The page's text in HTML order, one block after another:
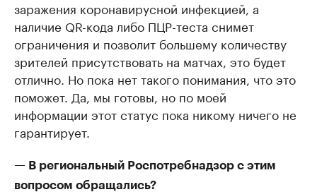
заражения коронавирусной инфекцией, а
наличие QR-кода либо ПЦР-теста снимет
ограничения и позволит большему количеству
зрителей присутствовать на матчах, это будет
отлично. Но пока нет такого понимания, что это
поможет. Да, мы готовы, но по моей
информации этот статус пока никому ничего не
гарантирует.
— В региональный Роспотребнадзор с этим
вопросом обращались?